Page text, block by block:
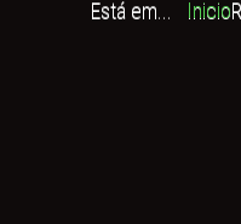
Está em... Inicio